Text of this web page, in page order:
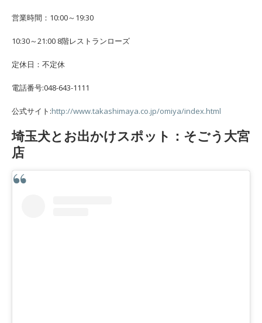
営業時間：10:00～19:30
10:30～21:00 8階レストランローズ
定休日：不定休
電話番号:048-643-1111
公式サイト:http://www.takashimaya.co.jp/omiya/index.html
埼玉犬とお出かけスポット：そごう大宮
店